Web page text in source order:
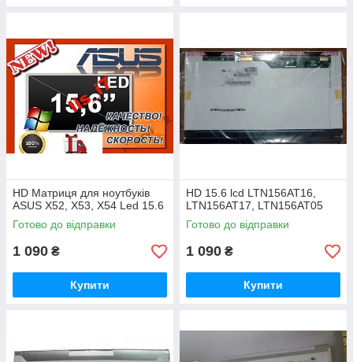
HD Матриця для ноутбуків
ASUS X52, X53, X54 Led 15.6
Готово до відправки
1 090 ₴
Купити
HD 15.6 lcd LTN156AT16,
LTN156AT17, LTN156AT05
Готово до відправки
1 090 ₴
Купити